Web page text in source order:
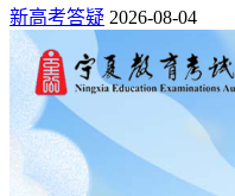
新高考答疑 2026-08-04